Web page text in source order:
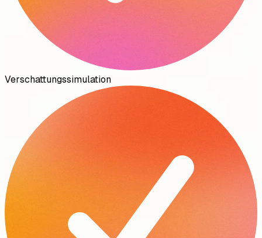
Verschattungssimulation